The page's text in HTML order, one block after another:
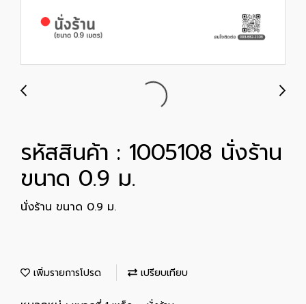
รหัสสินค้า : 1005108 นั่งร้าน
ขนาด 0.9 ม.
นั่งร้าน ขนาด 0.9 ม.
เพิ่มรายการโปรด เปรียบเทียบ